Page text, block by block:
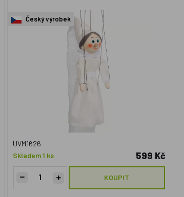
Český výrobek
UVM1626
Skladem 1 ks
599 Kč
KOUPIT